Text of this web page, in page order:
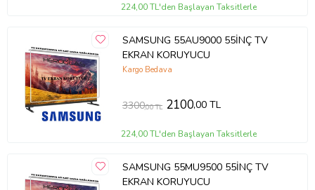
224,00 TL'den Başlayan Taksitlerle
SAMSUNG 55AU9000 55İNÇ TV
EKRAN KORUYUCU
Kargo Bedava
3300,00 TL 2100,00 TL
224,00 TL'den Başlayan Taksitlerle
SAMSUNG 55MU9500 55İNÇ TV
EKRAN KORUYUCU